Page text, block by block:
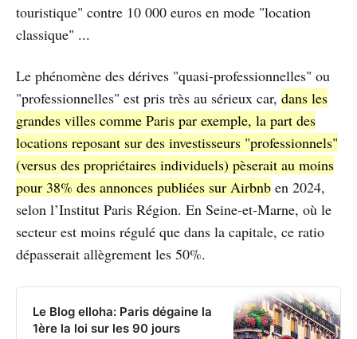
touristique" contre 10 000 euros en mode "location
classique" ...
Le phénomène des dérives "quasi-professionnelles" ou
"professionnelles" est pris très au sérieux car, dans les
grandes villes comme Paris par exemple, la part des
locations reposant sur des investisseurs "professionnels"
(versus des propriétaires individuels) pèserait au moins
pour 38% des annonces publiées sur Airbnb en 2024,
selon l’Institut Paris Région. En Seine-et-Marne, où le
secteur est moins régulé que dans la capitale, ce ratio
dépasserait allègrement les 50%.
Le Blog elloha: Paris dégaine la
1ère la loi sur les 90 jours